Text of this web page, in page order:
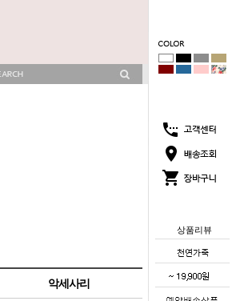
상품리뷰
악세사리